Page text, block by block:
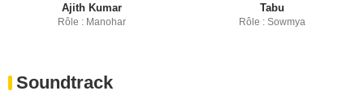
Ajith Kumar
Rôle : Manohar
Tabu
Rôle : Sowmya
Soundtrack